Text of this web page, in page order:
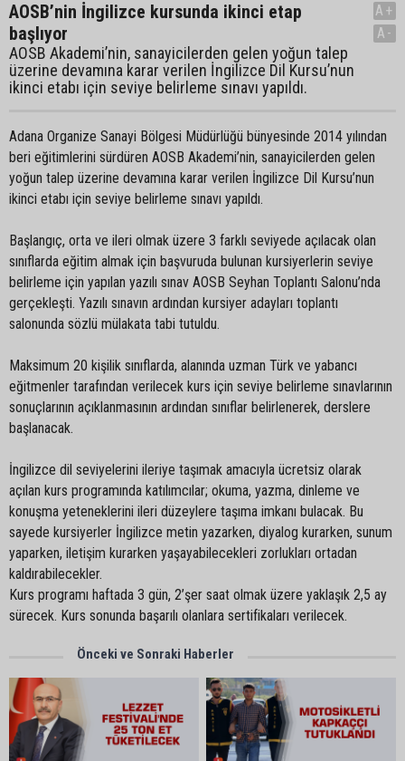
AOSB’nin İngilizce kursunda ikinci etap
başlıyor
AOSB Akademi’nin, sanayicilerden gelen yoğun talep
üzerine devamına karar verilen İngilizce Dil Kursu’nun
ikinci etabı için seviye belirleme sınavı yapıldı.
A+
A-
Adana Organize Sanayi Bölgesi Müdürlüğü bünyesinde 2014 yılından
beri eğitimlerini sürdüren AOSB Akademi’nin, sanayicilerden gelen
yoğun talep üzerine devamına karar verilen İngilizce Dil Kursu’nun
ikinci etabı için seviye belirleme sınavı yapıldı.
Başlangıç, orta ve ileri olmak üzere 3 farklı seviyede açılacak olan
sınıflarda eğitim almak için başvuruda bulunan kursiyerlerin seviye
belirleme için yapılan yazılı sınav AOSB Seyhan Toplantı Salonu’nda
gerçekleşti. Yazılı sınavın ardından kursiyer adayları toplantı
salonunda sözlü mülakata tabi tutuldu.
Maksimum 20 kişilik sınıflarda, alanında uzman Türk ve yabancı
eğitmenler tarafından verilecek kurs için seviye belirleme sınavlarının
sonuçlarının açıklanmasının ardından sınıflar belirlenerek, derslere
başlanacak.
İngilizce dil seviyelerini ileriye taşımak amacıyla ücretsiz olarak
açılan kurs programında katılımcılar; okuma, yazma, dinleme ve
konuşma yeteneklerini ileri düzeylere taşıma imkanı bulacak. Bu
sayede kursiyerler İngilizce metin yazarken, diyalog kurarken, sunum
yaparken, iletişim kurarken yaşayabilecekleri zorlukları ortadan
kaldırabilecekler.
Kurs programı haftada 3 gün, 2’şer saat olmak üzere yaklaşık 2,5 ay
sürecek. Kurs sonunda başarılı olanlara sertifikaları verilecek.
Önceki ve Sonraki Haberler